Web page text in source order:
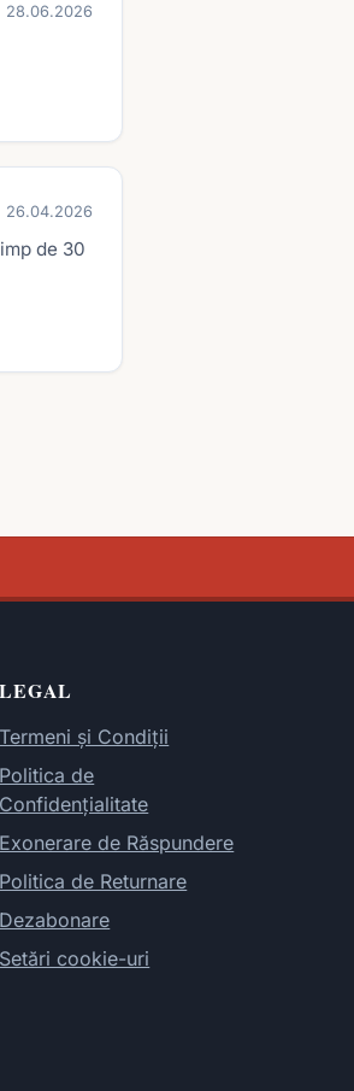
28.06.2026
26.04.2026
de 30
LEGAL
Termeni și Condiții
Politica de
Confidențialitate
Exonerare de Răspundere
Politica de Returnare
Dezabonare
Setări cookie-uri